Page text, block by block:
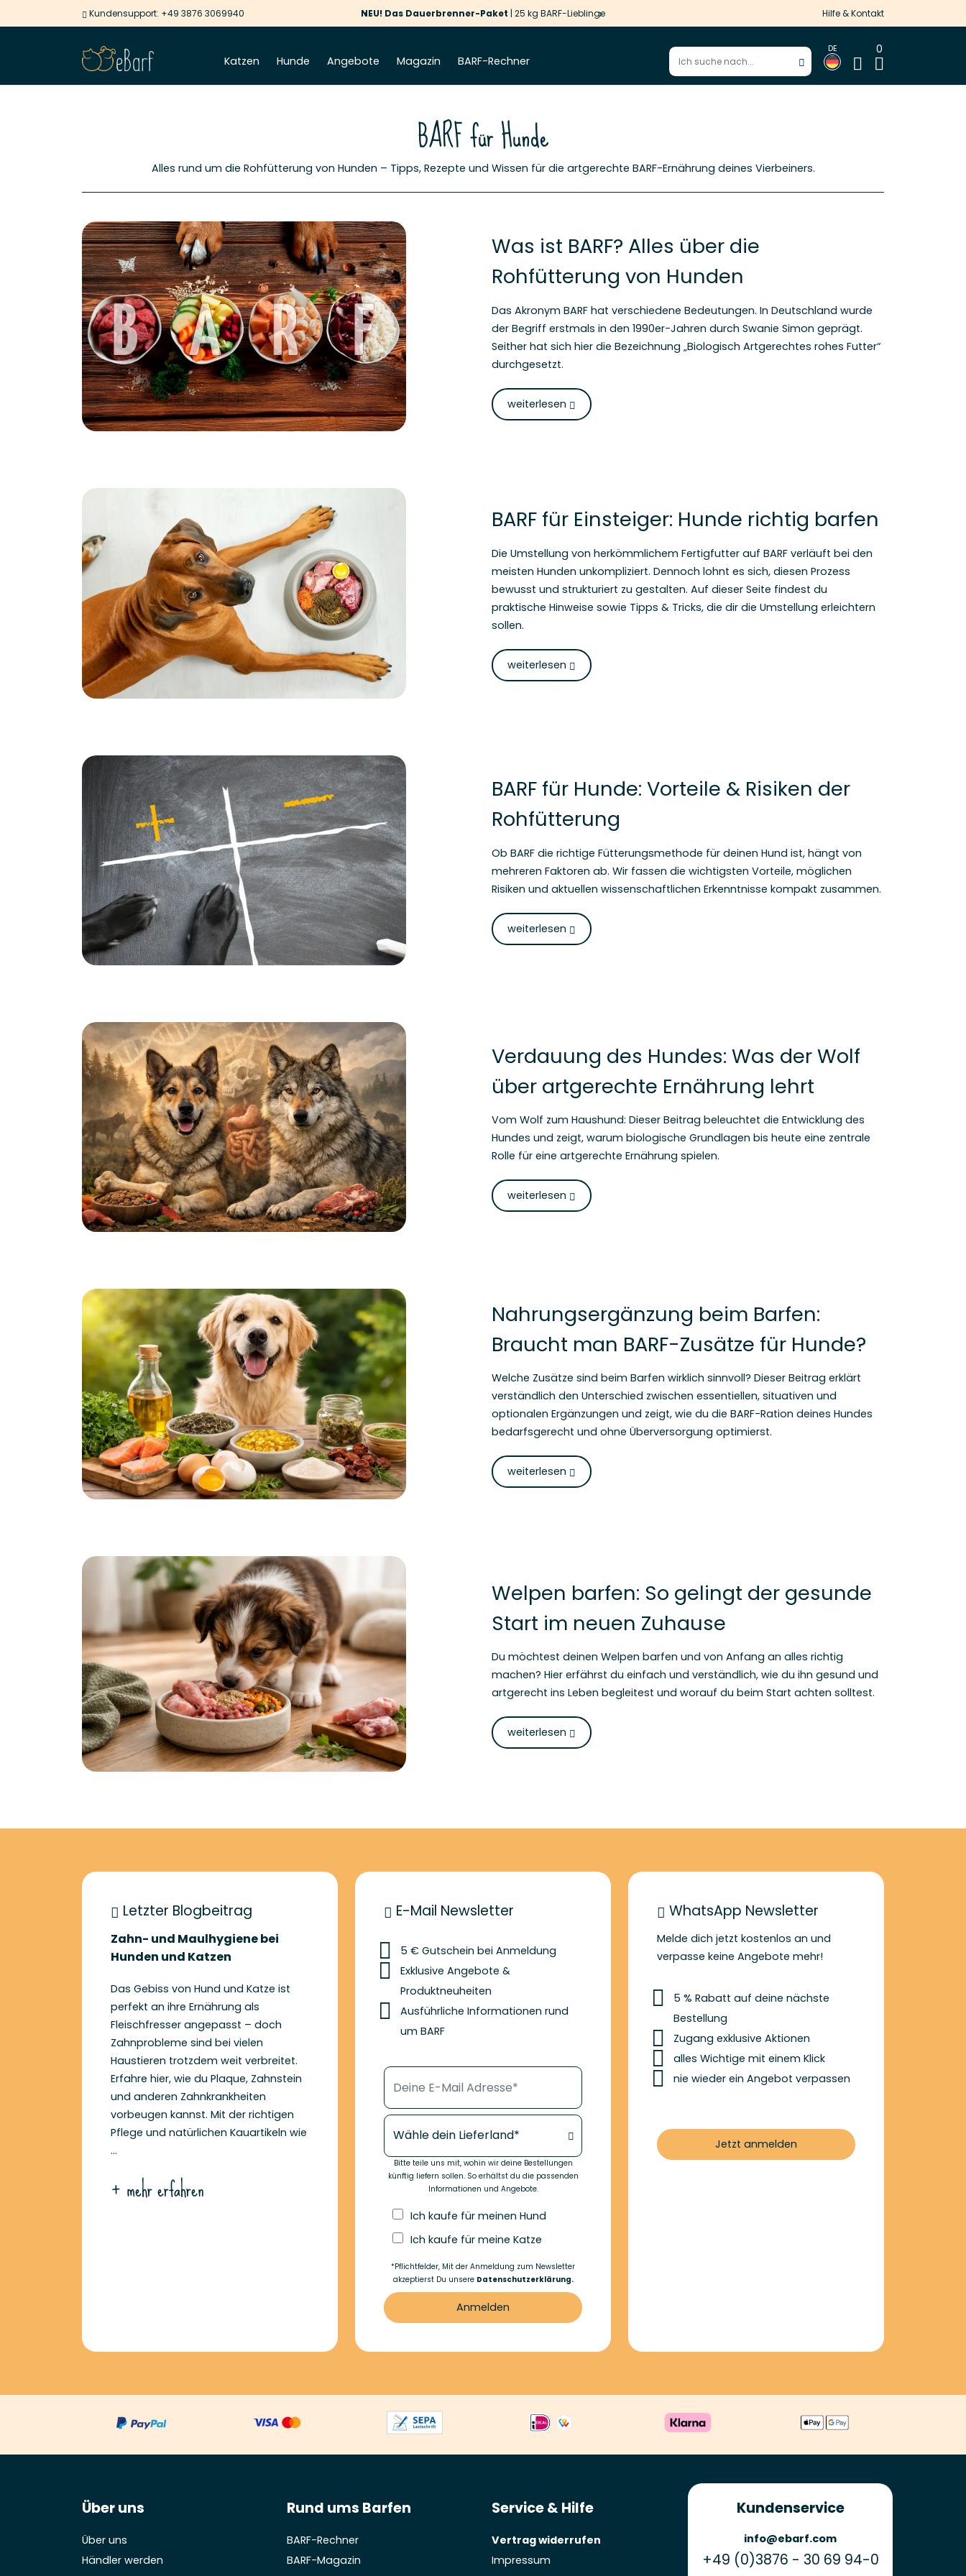
Kundensupport: +49 3876 3069940 NEU! Das Dauerbrenner-Paket | 25 kg BARF-Lieblinge
‹ › Hilfe & Kontakt
Katzen Hunde Angebote Magazin BARF-Rechner Suchbegriff eingeben Suche starten
DE 0
BARF für Hunde
Alles rund um die Rohfütterung von Hunden – Tipps, Rezepte und Wissen für die artgerechte BARF-Ernährung deines Vierbeiners.
Was ist BARF? Alles über die
Rohfütterung von Hunden
Das Akronym BARF hat verschiedene Bedeutungen. In Deutschland wurde
der Begriff erstmals in den 1990er-Jahren durch Swanie Simon geprägt.
Seither hat sich hier die Bezeichnung „Biologisch Artgerechtes rohes Futter“
durchgesetzt.
weiterlesen
BARF für Einsteiger: Hunde richtig barfen
Die Umstellung von herkömmlichem Fertigfutter auf BARF verläuft bei den
meisten Hunden unkompliziert. Dennoch lohnt es sich, diesen Prozess
bewusst und strukturiert zu gestalten. Auf dieser Seite findest du
praktische Hinweise sowie Tipps & Tricks, die dir die Umstellung erleichtern
sollen.
weiterlesen
BARF für Hunde: Vorteile & Risiken der
Rohfütterung
Ob BARF die richtige Fütterungsmethode für deinen Hund ist, hängt von
mehreren Faktoren ab. Wir fassen die wichtigsten Vorteile, möglichen
Risiken und aktuellen wissenschaftlichen Erkenntnisse kompakt zusammen.
weiterlesen
Verdauung des Hundes: Was der Wolf
über artgerechte Ernährung lehrt
Vom Wolf zum Haushund: Dieser Beitrag beleuchtet die Entwicklung des
Hundes und zeigt, warum biologische Grundlagen bis heute eine zentrale
Rolle für eine artgerechte Ernährung spielen.
weiterlesen
Nahrungsergänzung beim Barfen:
Braucht man BARF-Zusätze für Hunde?
Welche Zusätze sind beim Barfen wirklich sinnvoll? Dieser Beitrag erklärt
verständlich den Unterschied zwischen essentiellen, situativen und
optionalen Ergänzungen und zeigt, wie du die BARF-Ration deines Hundes
bedarfsgerecht und ohne Überversorgung optimierst.
weiterlesen
Welpen barfen: So gelingt der gesunde
Start im neuen Zuhause
Du möchtest deinen Welpen barfen und von Anfang an alles richtig
machen? Hier erfährst du einfach und verständlich, wie du ihn gesund und
artgerecht ins Leben begleitest und worauf du beim Start achten solltest.
weiterlesen
Letzter Blogbeitrag
Zahn- und Maulhygiene bei
Hunden und Katzen
Das Gebiss von Hund und Katze ist
perfekt an ihre Ernährung als
Fleischfresser angepasst – doch
Zahnprobleme sind bei vielen
Haustieren trotzdem weit verbreitet.
Erfahre hier, wie du Plaque, Zahnstein
und anderen Zahnkrankheiten
vorbeugen kannst. Mit der richtigen
Pflege und natürlichen Kauartikeln wie
...
+ mehr erfahren
E-Mail Newsletter
5 € Gutschein bei Anmeldung
Exklusive Angebote &
Produktneuheiten
Ausführliche Informationen rund
um BARF
Deine E-Mail Adresse*
Dein Lieferland*
Bitte teile uns mit, wohin wir deine Bestellungen
künftig liefern sollen. So erhältst du die passenden
Informationen und Angebote.
Ich kaufe für meinen Hund
Ich kaufe für meine Katze
*Pflichtfelder, Mit der Anmeldung zum Newsletter
akzeptierst Du unsere Datenschutzerklärung.
Anmelden
WhatsApp Newsletter
Melde dich jetzt kostenlos an und
verpasse keine Angebote mehr!
5 % Rabatt auf deine nächste
Bestellung
Zugang exklusive Aktionen
alles Wichtige mit einem Klick
nie wieder ein Angebot verpassen
Jetzt anmelden
Über uns
Über uns
Händler werden
Rund ums Barfen
BARF-Rechner
BARF-Magazin
Service & Hilfe
Vertrag widerrufen
Impressum
Kundenservice
info@ebarf.com
+49 (0)3876 - 30 69 94-0